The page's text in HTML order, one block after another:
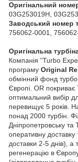
Оригінальний
03G253019H,
Заводський номер
756062-0001,
Оригінальна
Компанія "Turbo
програму Original
обмінний фонд
Європі. OR покриває
оптимальний вибір
перевищує 5 років.
понад 2000 турбін.
Дніпропетровську
оперативну доставку
доставки 2-5 днів), а
регенерацію в